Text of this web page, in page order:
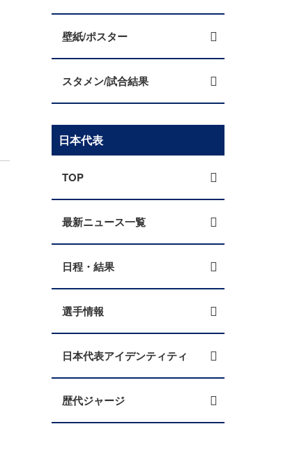
壁紙/ポスター
スタメン/試合結果
日本代表
TOP
最新ニュース一覧
日程・結果
選手情報
日本代表アイデンティティ
歴代ジャージ